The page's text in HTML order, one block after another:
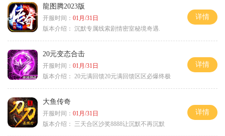
龍图腾2023版
开服时间： 01月/31日
版本介绍： 沉默专属线索剧情密室秘境奇遇.
详情
20元变态合击
开服时间： 01月/31日
版本介绍： 20元满回馈20元满回馈区区必爆终极
详情
大鱼传奇
开服时间： 01月/31日
版本介绍：
三天合区沙奖8888让沉默不再沉默
详情